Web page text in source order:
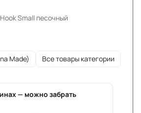
Small песочный
Made) Все товары категории
— можно забрать